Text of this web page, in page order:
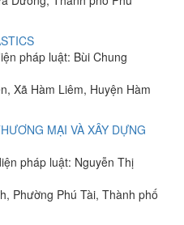
pháp luật: Bùi Chung
Xã Hàm Liêm, Huyện Hàm
MẠI VÀ XÂY DỰNG
pháp luật: Nguyễn Thị
Phường Phú Tài, Thành phố